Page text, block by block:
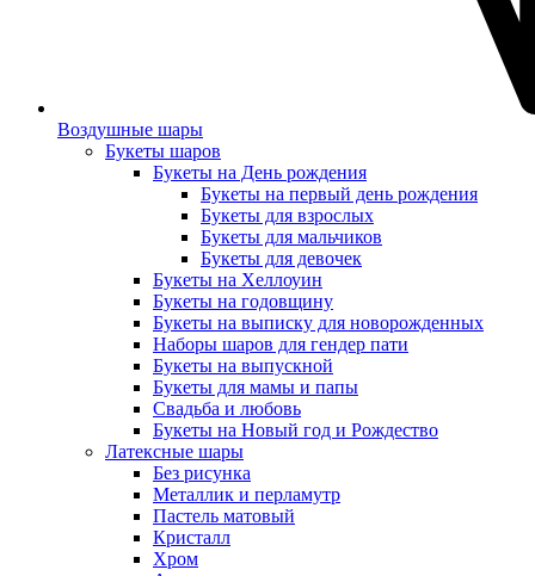
Воздушные шары
Букеты шаров
Букеты на День рождения
Букеты на первый день рождения
Букеты для взрослых
Букеты для мальчиков
Букеты для девочек
Букеты на Хеллоуин
Букеты на годовщину
Букеты на выписку для новорожденных
Наборы шаров для гендер пати
Букеты на выпускной
Букеты для мамы и папы
Свадьба и любовь
Букеты на Новый год и Рождество
Латексные шары
Без рисунка
Металлик и перламутр
Пастель матовый
Кристалл
Хром